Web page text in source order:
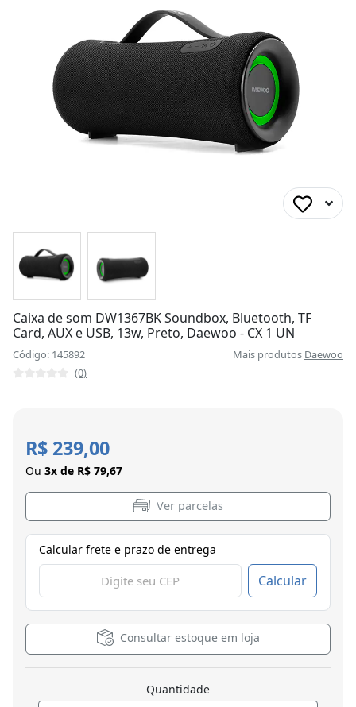
Caixa de som DW1367BK Soundbox, Bluetooth, TF
Card, AUX e USB, 13w, Preto, Daewoo - CX 1 UN
Código: 145892 Mais produtos Daewoo
(0)
R$ 239,00
Ou 3x de R$ 79,67
Ver parcelas
Calcular frete e prazo de entrega
Calcular
Consultar estoque em loja
Quantidade